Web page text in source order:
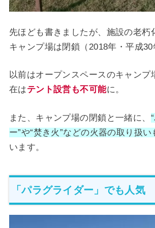
先ほども書きましたが、施設の老朽
キャンプ場は閉鎖（2018年・平成30
以前はオープンスペースのキャンプ
在はテント設営も不可能に。
また、キャンプ場の閉鎖と一緒に、
ー”や“焚き火”などの火器の取り扱い
います。
「パラグライダー」でも人気